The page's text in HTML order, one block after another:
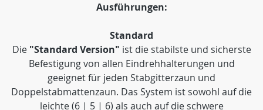
Ausführungen:
Standard
Die "Standard Version" ist die stabilste und sicherste
Befestigung von allen Eindrehhalterungen und
geeignet für jeden Stabgitterzaun und
Doppelstabmattenzaun. Das System ist sowohl auf die
leichte (6 | 5 | 6) als auch auf die schwere